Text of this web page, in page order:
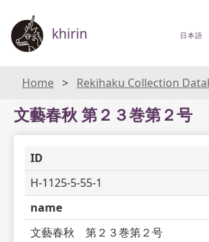
khirin 日本語
Home Rekihaku Collection Database (Collections Database of the
文藝春秋 第２３巻第２号
ID
H-1125-5-55-1
name
文藝春秋　第２３巻第２号